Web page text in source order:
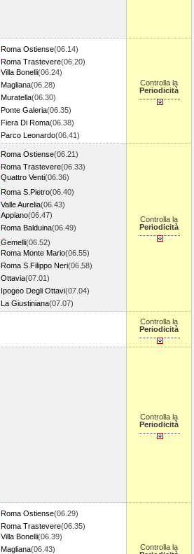
Roma Ostiense(06.14)
Roma Trastevere(06.20)
Villa Bonelli(06.24)
Magliana(06.28)
Muratella(06.30)
Ponte Galeria(06.35)
Fiera Di Roma(06.38)
Parco Leonardo(06.41)
Controlla la
Periodicità
Roma Ostiense(06.21)
Roma Trastevere(06.33)
Quattro Venti(06.36)
Roma S.Pietro(06.40)
Valle Aurelia(06.43)
Appiano(06.47)
Roma Balduina(06.49)
Gemelli(06.52)
Roma Monte Mario(06.55)
Roma S.Filippo Neri(06.58)
Ottavia(07.01)
Ipogeo Degli Ottavi(07.04)
La Giustiniana(07.07)
Controlla la
Periodicità
Controlla la
Periodicità
Controlla la
Periodicità
Roma Ostiense(06.29)
Roma Trastevere(06.35)
Villa Bonelli(06.39)
Magliana(06.43)
Controlla la